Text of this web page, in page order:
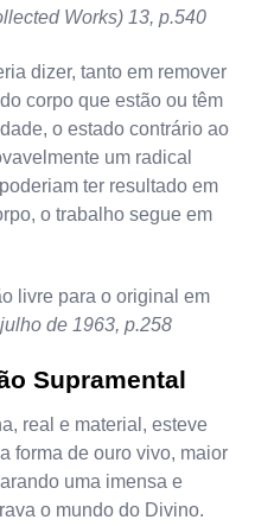
Works) 13, p.540
dizer, tanto em remover
corpo que estão ou têm
o estado contrário ao
um radical
ter resultado em
o trabalho segue em
livre para o original em
de 1963, p.258
Supramental
real e material, esteve
forma de ouro vivo, maior
uma imensa e
o mundo do Divino.